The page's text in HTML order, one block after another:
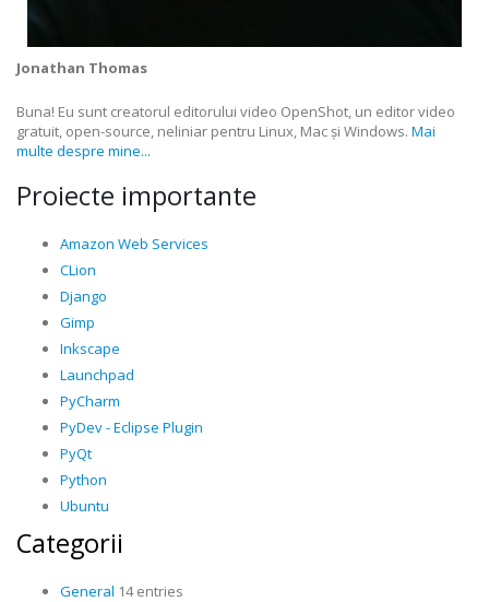
Jonathan Thomas
Buna! Eu sunt creatorul editorului video OpenShot, un editor video
gratuit, open-source, neliniar pentru Linux, Mac și Windows. Mai
multe despre mine...
Proiecte importante
Amazon Web Services
CLion
Django
Gimp
Inkscape
Launchpad
PyCharm
PyDev - Eclipse Plugin
PyQt
Python
Ubuntu
Categorii
General 14 entries